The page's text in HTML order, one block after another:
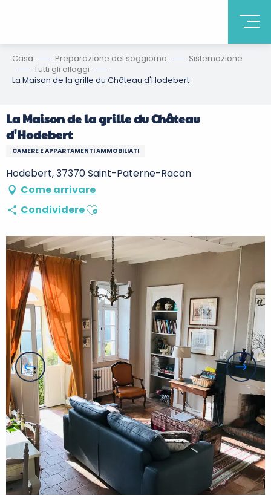
Casa Preparazione del soggiorno
Sistemazione
Tutti gli alloggi
La Maison de la grille du Château d'Hodebert
La Maison de la grille du Château
d'Hodebert
CAMERE E APPARTAMENTI AMMOBILIATI
Hodebert, 37370 Saint-Paterne-Racan
Come arrivare
CondividereAjouter aux favoris